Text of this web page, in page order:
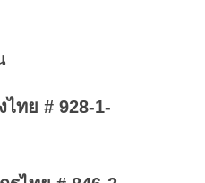
ทย # 928-1-